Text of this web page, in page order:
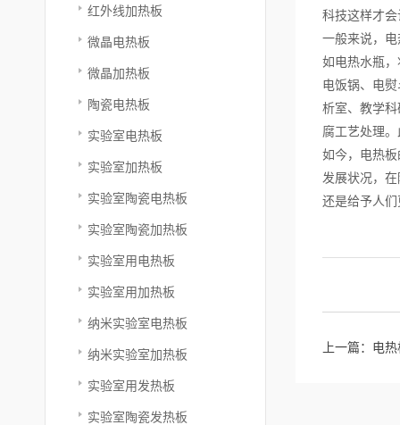
红外线加热板
微晶电热板
微晶加热板
陶瓷电热板
实验室电热板
实验室加热板
实验室陶瓷电热板
实验室陶瓷加热板
实验室用电热板
实验室用加热板
纳米实验室电热板
纳米实验室加热板
实验室用发热板
实验室陶瓷发热板
科技这样才
一般来说，
如电热水瓶
电饭锅、电
析室、教学
腐工艺处理
如今，电热
发展状况，
还是给予人
上一篇： 电